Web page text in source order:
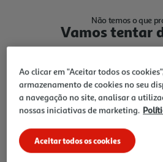
Não temos o que
Vamos tentar
Ir para Homepage
Ao clicar em "Aceitar todos os
armazenamento de cookies no seu
a navegação no site, analisar a
nossas iniciativas de marketing.
Aceitar todos os cookies